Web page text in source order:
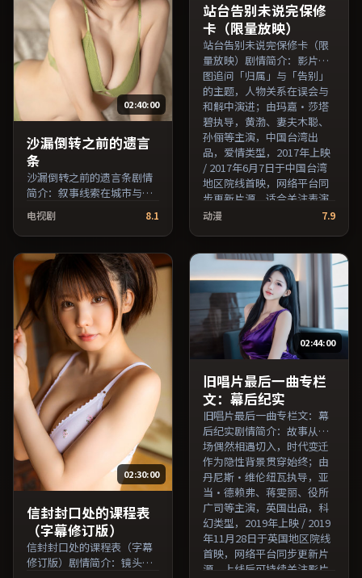
02:40:00
沙漏倒转之前的遗言
条
沙漏倒转之前的遗言条剧情
简介：叙事线索在城市与乡
野之间往返，亲情线与友情
线并行推进；由娄烨执导，
佛罗伦斯·珀、木村拓哉、
吴京等主演，法国出品，战
争类型，2024年上映 / 2024
年8月19日于法国地区院线首
映，网络平台同步更新片
源。若你偏爱节奏不急躁、
人物立体的作品，值得一
看。（国产影视资源大全免
费条目索引，支持片名与演
员交叉检索。）
电视剧 8.1
站台告别未说完保修
卡（限量放映）
站台告别未说完保修卡（限
量放映）剧情简介：影片试
图追问「归属」与「告别」
的主题，人物关系在误会与
和解中演进；由玛嘉·莎塔
碧执导，黄渤、妻夫木聪、
孙俪等主演，中国台湾出
品，爱情类型，2017年上映
/ 2017年6月7日于中国台湾
地区院线首映，网络平台同
步更新片源。适合关注表演
细节与导演风格的深度观影
演员交叉检索。）
动漫 7.9
02:30:00
信封封口处的课程表
（字幕修订版）
信封封口处的课程表（字幕
修订版）剧情简介：镜头语
02:44:00
旧唱片最后一曲专栏
文：幕后纪实
旧唱片最后一曲专栏文：幕
后纪实剧情简介：故事从一
场偶然相遇切入，时代变迁
作为隐性背景贯穿始终；由
丹尼斯·维伦纽瓦执导，亚
当·德赖弗、蒋雯丽、役所
广司等主演，英国出品，科
幻类型，2019年上映 / 2019
年11月28日于英国地区院线
首映，网络平台同步更新片
源。上线后可持续关注影片